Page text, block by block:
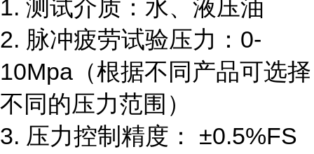
1. 测试介质：水、液压油
2. 脉冲疲劳试验压力：0-
10Mpa（根据不同产品可选择
不同的压力范围）
3. 压力控制精度： ±0.5%FS